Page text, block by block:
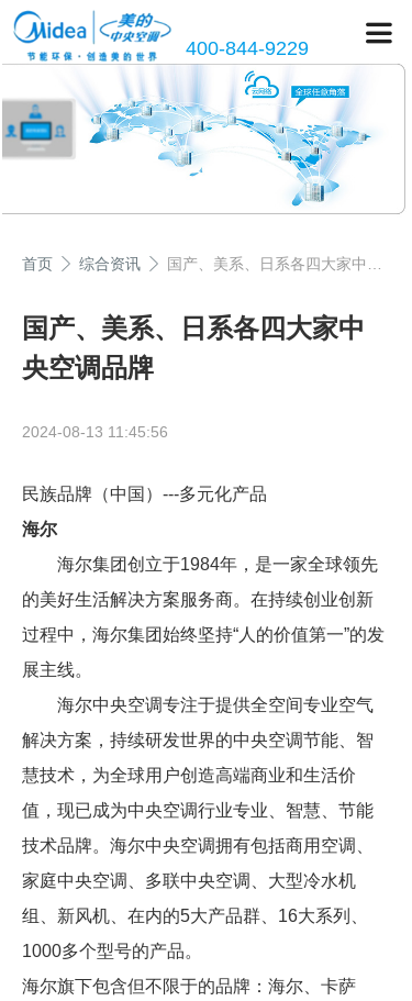
400-844-9229
首页 综合资讯
国产、美系、日系各四大家中
央空调品牌
2024-08-13 11:45:56
民族品牌（中国）---多元化产品
海尔
海尔集团创立于1984年，是一家全球领先
的美好生活解决方案服务商。在持续创业创新
过程中，海尔集团始终坚持“人的价值第一”的发
展主线。
海尔中央空调专注于提供全空间专业空气
解决方案，持续研发世界的中央空调节能、智
慧技术，为全球用户创造高端商业和生活价
值，现已成为中央空调行业专业、智慧、节能
技术品牌。海尔中央空调拥有包括商用空调、
家庭中央空调、多联中央空调、大型冷水机
组、新风机、在内的5大产品群、16大系列、
1000多个型号的产品。
海尔旗下包含但不限于的品牌：海尔、卡萨